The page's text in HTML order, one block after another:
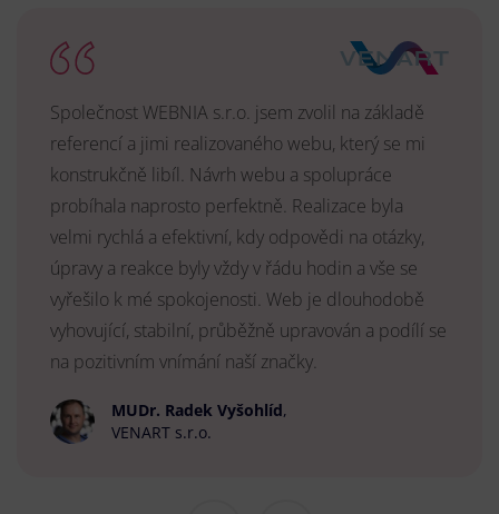
Společnost WEBNIA s.r.o. jsem zvolil na základě
referencí a jimi realizovaného webu, který se mi
konstrukčně libíl. Návrh webu a spolupráce
probíhala naprosto perfektně. Realizace byla
velmi rychlá a efektivní, kdy odpovědi na otázky,
úpravy a reakce byly vždy v řádu hodin a vše se
vyřešilo k mé spokojenosti. Web je dlouhodobě
vyhovující, stabilní, průběžně upravován a podílí se
na pozitivním vnímání naší značky.
MUDr. Radek Vyšohlíd,
VENART s.r.o.